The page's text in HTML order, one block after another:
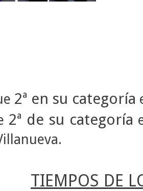
2ª en su categoría
2ª de su categoría
TIEMPOS DE